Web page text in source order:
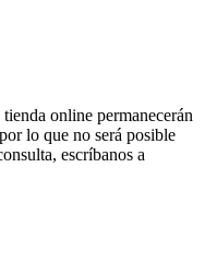
online permanecerán
lo que no será posible
escríbanos a